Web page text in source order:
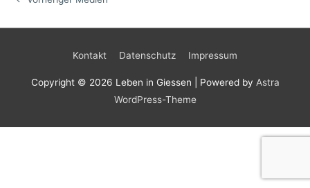
Kontakt Datenschutz Impressum
Copyright © 2026 Leben in Giessen | Powered by Astra
WordPress-Theme